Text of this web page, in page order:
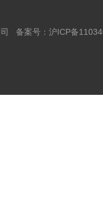
备案号： 沪ICP备